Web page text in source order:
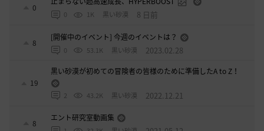
0
0 1K 黒い砂漠 8 日前
8
[開催中のイベント] 今週のイベントは？
0 53.1K 黒い砂漠 2023.02.28
19
黒い砂漠が初めての冒険者の皆様のために準備したA to Z！
2 43.2K 黒い砂漠 2022.12.21
8
エント研究室動画集